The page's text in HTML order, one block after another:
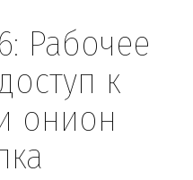
Рабочее
к
онион